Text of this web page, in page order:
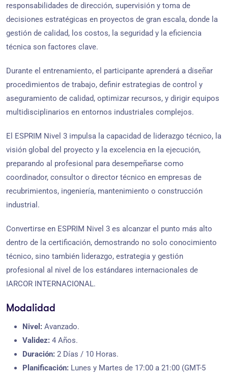
responsabilidades de dirección, supervisión y toma de
decisiones estratégicas en proyectos de gran escala, donde la
gestión de calidad, los costos, la seguridad y la eficiencia
técnica son factores clave.
Durante el entrenamiento, el participante aprenderá a diseñar
procedimientos de trabajo, definir estrategias de control y
aseguramiento de calidad, optimizar recursos, y dirigir equipos
multidisciplinarios en entornos industriales complejos.
El ESPRIM Nivel 3 impulsa la capacidad de liderazgo técnico, la
visión global del proyecto y la excelencia en la ejecución,
preparando al profesional para desempeñarse como
coordinador, consultor o director técnico en empresas de
recubrimientos, ingeniería, mantenimiento o construcción
industrial.
Convertirse en ESPRIM Nivel 3 es alcanzar el punto más alto
dentro de la certificación, demostrando no solo conocimiento
técnico, sino también liderazgo, estrategia y gestión
profesional al nivel de los estándares internacionales de
IARCOR INTERNACIONAL.
Modalidad
Nivel: Avanzado.
Validez: 4 Años.
Duración: 2 Días / 10 Horas.
Planificación: Lunes y Martes de 17:00 a 21:00 (GMT-5